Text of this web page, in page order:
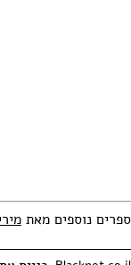
ספרים נוספים מאת